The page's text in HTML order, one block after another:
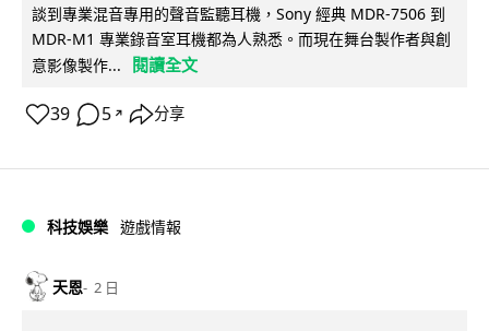
談到專業混音專用的聲音監聽耳機，Sony 經典 MDR-7506 到
MDR-M1 專業錄音室耳機都為人熟悉。而現在舞台製作者與創
意影像製作...
閱讀全文
39 5 ↗ 分享
科技娛樂 遊戲情報
天恩 2 日